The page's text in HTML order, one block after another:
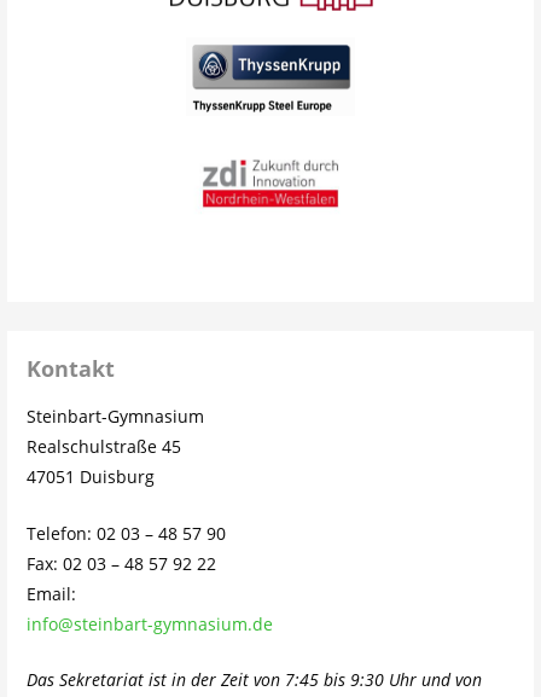
Kontakt
Steinbart-Gymnasium
Realschulstraße 45
47051 Duisburg
Telefon: 02 03 – 48 57 90
Fax: 02 03 – 48 57 92 22
Email:
info@steinbart-gymnasium.de
Das Sekretariat ist in der Zeit von 7:45 bis 9:30 Uhr und von